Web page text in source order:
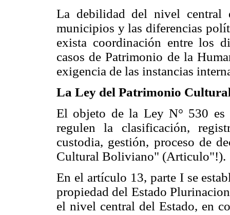
La debilidad del nivel central
municipios y las diferencias
exista coordinación entre los
casos de Patrimonio de la
exigencia de las instancias
La Ley del Patrimonio
El objeto de la Ley N° 530
regulen la clasificación,
custodia, gestión, proceso de
Cultural Boliviano" (Articulo"!).
En el artículo 13, parte I se
propiedad del Estado
el nivel central del Estado, en